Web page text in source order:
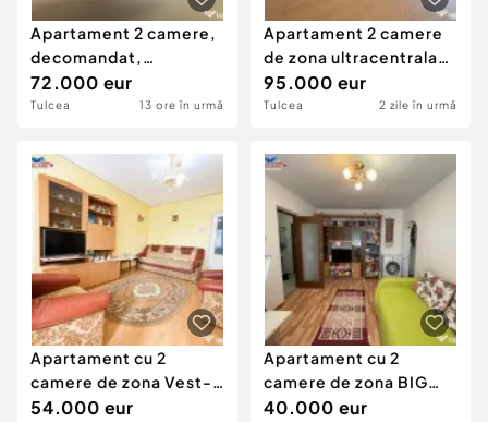
Apartament 2 camere,
decomandat,
ultracentral, boxă,
garaj
72.000 eur
Tulcea 13 ore în urmă
Apartament 2 camere
de zona ultracentrala-
Tulcea
95.000 eur
Tulcea 2 zile în urmă
Apartament cu 2
camere de zona Vest-
Tulcea
54.000 eur
Apartament cu 2
camere de zona BIG
Tulcea
40.000 eur